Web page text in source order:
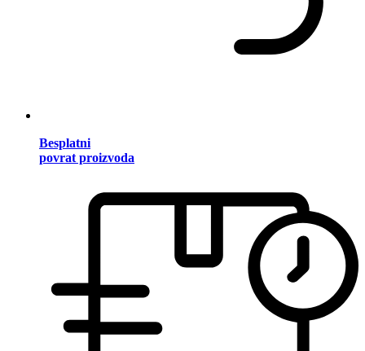
Besplatni
povrat proizvoda